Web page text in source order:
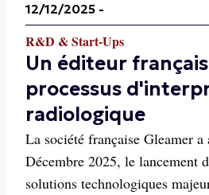
12/12/2025 -
R&D & Start-Ups
Un éditeur
processus
radiologique
La société française Gleamer a
Décembre 2025, le lancement
solutions technologiques